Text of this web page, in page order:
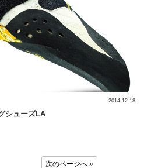
シューズLA
2014.12.18
次のページへ »